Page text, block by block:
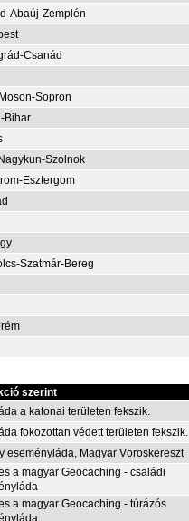
Abaúj-Zemplén
Csanád
Sopron
Bihar
Szolnok
Esztergom
Szatmár-Bereg
szerint
a katonai területen fekszik.
fokozottan védett területen fekszik.
eseményláda, Magyar Vöröskereszt
a magyar Geocaching - családi
a magyar Geocaching - túrázós